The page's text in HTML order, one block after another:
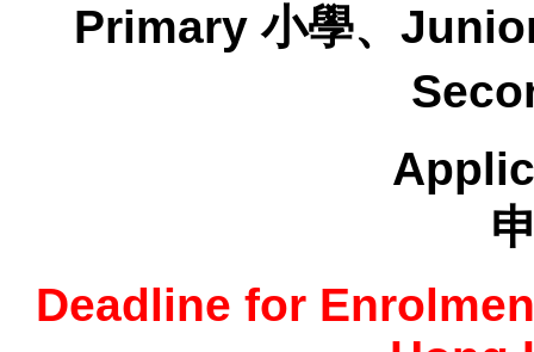
Primary 小學、
Deadline for